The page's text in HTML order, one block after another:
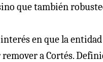
que también
en que la entidad
a Cortés.